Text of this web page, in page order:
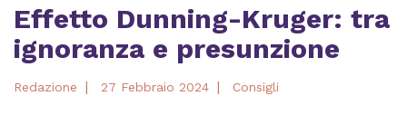
Effetto Dunning-Kruger: tra
ignoranza e presunzione
Redazione | 27 Febbraio 2024 | Consigli